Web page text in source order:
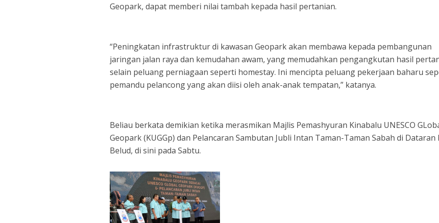
Geopark, dapat memberi nilai tambah kepada hasil pertanian.
“Peningkatan infrastruktur di kawasan Geopark akan membawa kepada pembangunan
jaringan jalan raya dan kemudahan awam, yang memudahkan pengangkutan hasil
selain peluang perniagaan seperti homestay. Ini mencipta peluang pekerjaan baharu
pemandu pelancong yang akan diisi oleh anak-anak tempatan,” katanya.
Beliau berkata demikian ketika merasmikan Majlis Pemashyuran Kinabalu UNESCO
Geopark (KUGGp) dan Pelancaran Sambutan Jubli Intan Taman-Taman Sabah di Dataran
Belud, di sini pada Sabtu.